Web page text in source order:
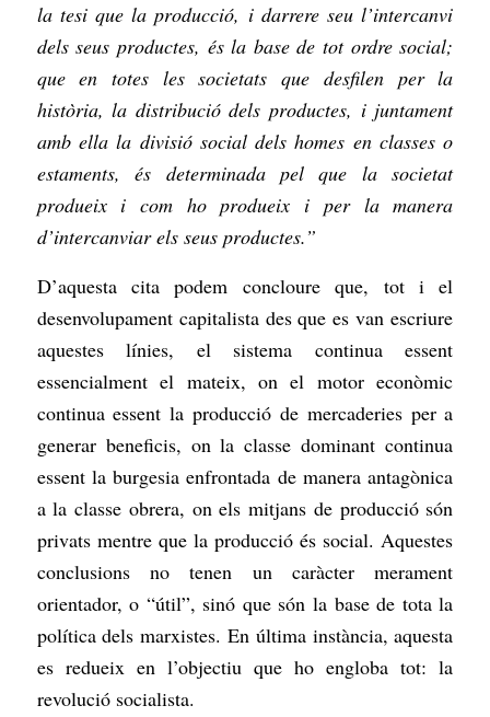
la tesi que la producció, i darrere seu l’intercanvi
dels seus productes, és la base de tot ordre social;
que en totes les societats que desfilen per la
història, la distribució dels productes, i juntament
amb ella la divisió social dels homes en classes o
estaments, és determinada pel que la societat
produeix i com ho produeix i per la manera
d’intercanviar els seus productes.”
D’aquesta cita podem concloure que, tot i el
desenvolupament capitalista des que es van escriure
aquestes línies, el sistema continua essent
essencialment el mateix, on el motor econòmic
continua essent la producció de mercaderies per a
generar beneficis, on la classe dominant continua
essent la burgesia enfrontada de manera antagònica
a la classe obrera, on els mitjans de producció són
privats mentre que la producció és social. Aquestes
conclusions no tenen un caràcter merament
orientador, o “útil”, sinó que són la base de tota la
política dels marxistes. En última instància, aquesta
es redueix en l’objectiu que ho engloba tot: la
revolució socialista.